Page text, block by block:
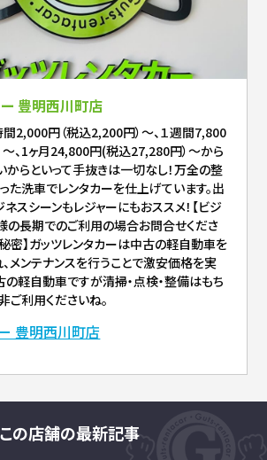
豊明西川町店
2,000円（税込2,200円）～、１週間7,800
～、1ヶ月24,800円(税込27,280円）～から
からといって手抜きは一切なし！万全の整
た洗車でレンタカーを仕上げています。出
スシーンもレジャーにもおススメ！【ビジ
の長期でのご利用の場合お問合せくださ
密】ガッツレンタカーは中古の軽自動車を
メンテナンスを行うことで激安価格を実
の軽自動車ですが清掃・点検・整備はもち
利用くださいね。
豊明西川町店
この店舗の最新記事